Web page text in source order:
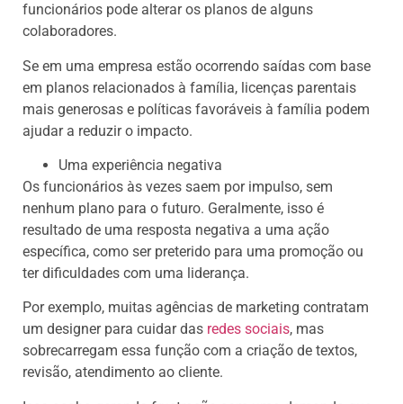
funcionários pode alterar os planos de alguns
colaboradores.
Se em uma empresa estão ocorrendo saídas com base
em planos relacionados à família, licenças parentais
mais generosas e políticas favoráveis ​​à família podem
ajudar a reduzir o impacto.
Uma experiência negativa
Os funcionários às vezes saem por impulso, sem
nenhum plano para o futuro. Geralmente, isso é
resultado de uma resposta negativa a uma ação
específica, como ser preterido para uma promoção ou
ter dificuldades com uma liderança.
Por exemplo, muitas agências de marketing contratam
um designer para cuidar das redes sociais, mas
sobrecarregam essa função com a criação de textos,
revisão, atendimento ao cliente.